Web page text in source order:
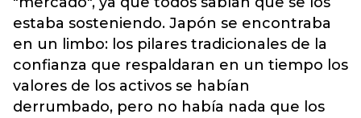
estaba sosteniendo. Japón se encontraba
en un limbo: los pilares tradicionales de la
confianza que respaldaran en un tiempo los
valores de los activos se habían
derrumbado, pero no había nada que los